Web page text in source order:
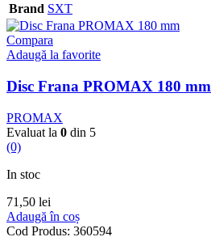
Brand SXT
Compara
Adaugă la favorite
Disc Frana PROMAX 180 mm
PROMAX
Evaluat la 0 din 5
(0)
In stoc
71,50 lei
Adaugă în coș
Cod Produs: 360594